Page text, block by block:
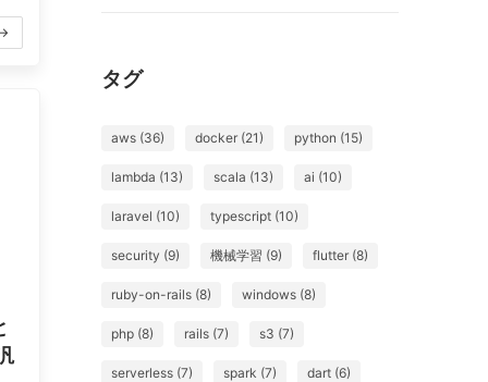
タグ
aws (36) docker (21) python (15)
lambda (13) scala (13) ai (10)
laravel (10) typescript (10)
security (9) 機械学習 (9) flutter (8)
ruby-on-rails (8) windows (8)
php (8) rails (7) s3 (7)
serverless (7) spark (7) dart (6)